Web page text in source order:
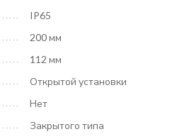
IP65
200 мм
112 мм
Открытой установки
Нет
Закрытого типа